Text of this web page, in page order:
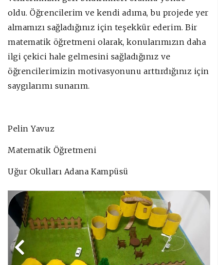
oldu.Öğrencilerim ve kendi adıma, bu projede yer
almamızı sağladığınız için teşekkür ederim.Bir
matematik öğretmeni olarak, konularımızın daha
ilgi çekici hale gelmesini sağladığınız ve
öğrencilerimizin motivasyonunu arttırdığınız için
saygılarımı sunarım.
Pelin Yavuz
Matematik Öğretmeni
Uğur Okulları Adana Kampüsü